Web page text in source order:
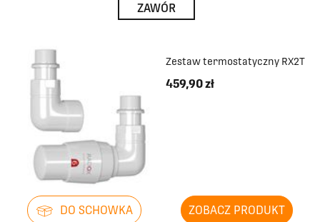
ZAWÓR
Zestaw termostatyczny RX2T
459,90 zł
DO SCHOWKA ZOBACZ PRODUKT